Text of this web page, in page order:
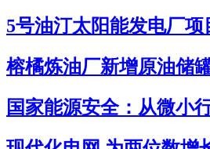
5号油汀太阳能发电厂项
榕橘炼油厂新增原油储
国家能源安全：从微小